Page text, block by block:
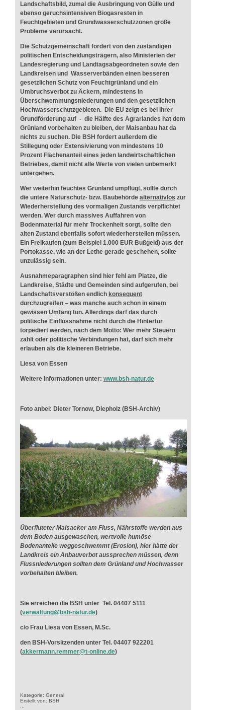
Landschaftsbild, zumal die Ausbringung von Gülle und
ebenso geruchsintensiven Biogasresten in
Feuchtgebieten und Grundwasserschutzzonen große
Probleme verursacht.
Die Schutzgemeinschaft fordert von den zuständigen
politischen Entscheidungsträgern, also Ministerien der
Landesregierung und Landtagsabgeordneten sowie den
Landkreisen und Wasserverbänden einen besseren
gesetzlichen Schutz von Feuchtgrünland und ein
Umbruchsverbot zu Äckern, mindestens in
Überschwemmungsniederungen und den gesetzlichen
Hochwasserschutzgebieten. Die EU zeigt es bei ihrer
Grundförderung auf - die Hälfte des Agrarlandes hat dem
Grünland vorbehalten zu bleiben, der Maisanbau hat da
nichts zu suchen. Die BSH fordert außerdem die
Stillegung oder Extensivierung von mindestens 10
Prozent Flächenanteil eines jeden landwirtschaftlichen
Betriebes, damit nicht alle Werte von vielen unbemerkt
untergehen.
Wer weiterhin feuchtes Grünland umpflügt, sollte durch
die untere Naturschutz- bzw. Baubehörde alternativlos zur
Wiederherstellung des vormaligen Zustands verpflichtet
werden. Wer durch massives Auffahren von
Bodenmaterial für mehr Trockenheit sorgt, sollte den
alten Zustand ebenfalls sofort wiederherstellen müssen.
Ein Freikaufen (zum Beispiel 1.000 EUR Bußgeld) aus der
Portokasse, wie an der Lethe gerade geschehen, sollte
unzulässig sein.
Ausnahmeparagraphen sind hier fehl am Platze, die
Landkreise, Städte und Gemeinden sind aufgerufen, bei
Landschaftsverstößen endlich konsequent
durchzugreifen – was manche auch schon in einem
gewissen Umfang tun. Allerdings darf das durch
politische Einflussnahme nicht durch die Hintertür
torpediert werden, nach dem Motto: Wer mehr Steuern
zahlt oder politische Verbindungen hat, darf sich mehr
erlauben als die kleineren Betriebe.
Liesa von Essen
Weitere Informationen unter: www.bsh-natur.de
Foto anbei: Dieter Tornow, Diepholz (BSH-Archiv)
Überfluteter Maisacker am Fluss, Nährstoffe werden aus
dem Boden ausgewaschen, wertvolle humöse
Bodenanteile weggeschwemmt (Erosion), hier hätte der
Landkreis ein Anbauverbot aussprechen müssen, denn
Flussniederungen sollten dem Grünland und Hochwasser
vorbehalten bleiben.
Sie erreichen die BSH unter Tel. 04407 5111
(verwaltung@bsh-natur.de)
c/o Frau Liesa von Essen, M.Sc.
den BSH-Vorsitzenden unter Tel. 04407 922201
(akkermann.remmer@t-online.de)
Kategorie: General
Erstellt von: BSH